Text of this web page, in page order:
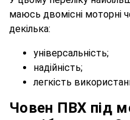
маюсь двомісні моторні
декілька:
універсальність;
надійність;
легкість
Човен ПВХ під